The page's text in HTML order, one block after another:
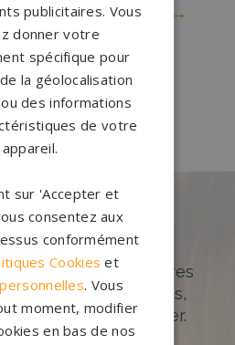
Wambrechies
→
Wasquehal
Wattrelos
Waziers
uniques et
large choix de pierres
de styles modernes,
à personnaliser.
publicitaires. Vous
donner votre
spécifique pour
la géolocalisation
des informations
de votre
appareil.
sur 'Accepter et
consentez aux
conformément
Cookies et
. Vous
moment, modifier
en bas de nos